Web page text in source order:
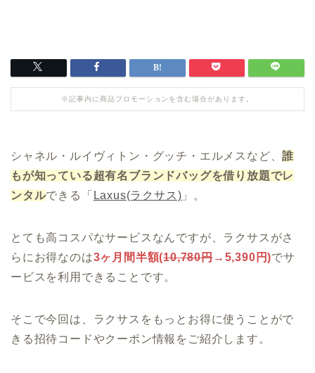
※記事内に商品プロモーションを含む場合があります。
シャネル・ルイヴィトン・グッチ・エルメスなど、誰
もが知っている超有名ブランドバッグを借り放題でレ
ンタルできる「 Laxus(ラクサス) 」。
とても高コスパなサービスなんですが、ラクサスがさ
らにお得なのは3ヶ月間半額(10,780円→5,390円)でサ
ービスを利用できることです。
そこで今回は、ラクサスをもっとお得に使うことがで
きる招待コードやクーポン情報をご紹介します。